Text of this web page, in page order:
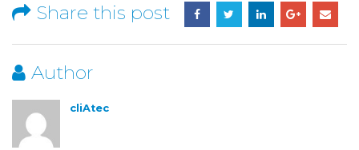
Share this post
Author
cliAtec